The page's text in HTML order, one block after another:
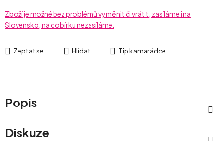
Zboží je možné bez problémů vyměnit či vrátit, zasíláme i na
Slovensko, na dobírku nezasíláme.
Zeptat se Hlídat Tip kamarádce
Popis
Diskuze